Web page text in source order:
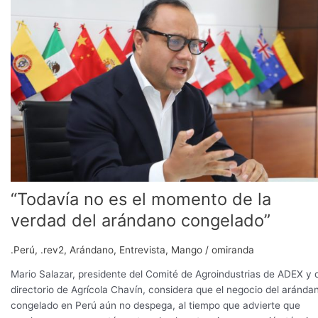
“Todavía no es el momento de la
verdad del arándano congelado”
.Perú, .rev2, Arándano, Entrevista, Mango / omiranda
Mario Salazar, presidente del Comité de Agroindustrias de ADEX y
directorio de Agrícola Chavín, considera que el negocio del
congelado en Perú aún no despega, al tiempo que advierte que
el
momento
de
la
verdad
del
arándano
congelado”